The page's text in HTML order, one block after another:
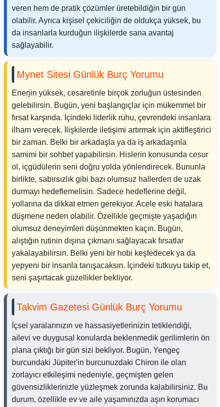
veren hem de pratik çözümler üretebildiğin bir gün
olabilir. Ayrıca kişisel çekiciliğin de oldukça yüksek, bu
da insanlarla kurduğun ilişkilerde sana avantaj
sağlayabilir.
Mynet Sitesi Günlük Burç Yorumu
Enerjin yüksek, cesaretinle birçok zorluğun üstesinden
gelebilirsin. Bugün, yeni başlangıçlar için mükemmel bir
fırsat karşında. İçindeki liderlik ruhu, çevrendeki insanlara
ilham verecek. İlişkilerde iletişimi artırmak için aktifleştirici
bir zaman. Belki bir arkadaşla ya da iş arkadaşınla
samimi bir sohbet yapabilirsin. Hislerin konusunda cesur
ol, içgüdülerin seni doğru yolda yönlendirecek. Bununla
birlikte, sabırsızlık gibi bazı olumsuz hallerden de uzak
durmayı hedeflemelisin. Sadece hedeflerine değil,
yollarına da dikkat etmen gerekiyor. Acele eski hatalara
düşmene neden olabilir. Özellikle geçmişte yaşadığın
olumsuz deneyimleri düşünmekten kaçın. Bugün,
alıştığın rutinin dışına çıkmanı sağlayacak fırsatlar
yakalayabilirsin. Belki yeni bir hobi keşfedecek ya da
yepyeni bir insanla tanışacaksın. İçindeki tutkuyu takip et,
seni şaşırtacak güzellikler bekliyor.
Takvim Gazetesi Günlük Burç Yorumu
İçsel yaralarınızın ve hassasiyetlerinizin tetiklendiği,
ailevi ve duygusal konularda beklenmedik gerilimlerin ön
plana çıktığı bir gün sizi bekliyor. Bugün, Yengeç
burcundaki Jüpiter'in burcunuzdaki Chiron ile olan
zorlayıcı etkileşimi nedeniyle, geçmişten gelen
güvensizliklerinizle yüzleşmek zorunda kalabilirsiniz. Bu
durum, özellikle ev ve aile yaşamınızda aşırı korumacı